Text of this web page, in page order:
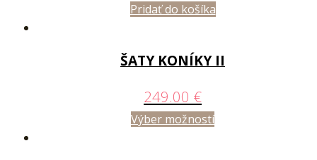
Pridať do košíka
ŠATY KONÍKY II
249.00 €
Výber možností